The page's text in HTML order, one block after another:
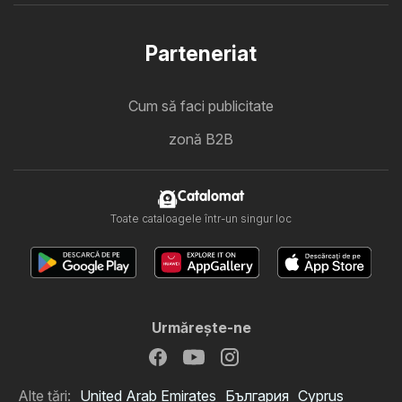
Parteneriat
Cum să faci publicitate
zonă B2B
Catalomat
Toate cataloagele într-un singur loc
Urmăreşte-ne
Alte țări: United Arab Emirates България Cyprus